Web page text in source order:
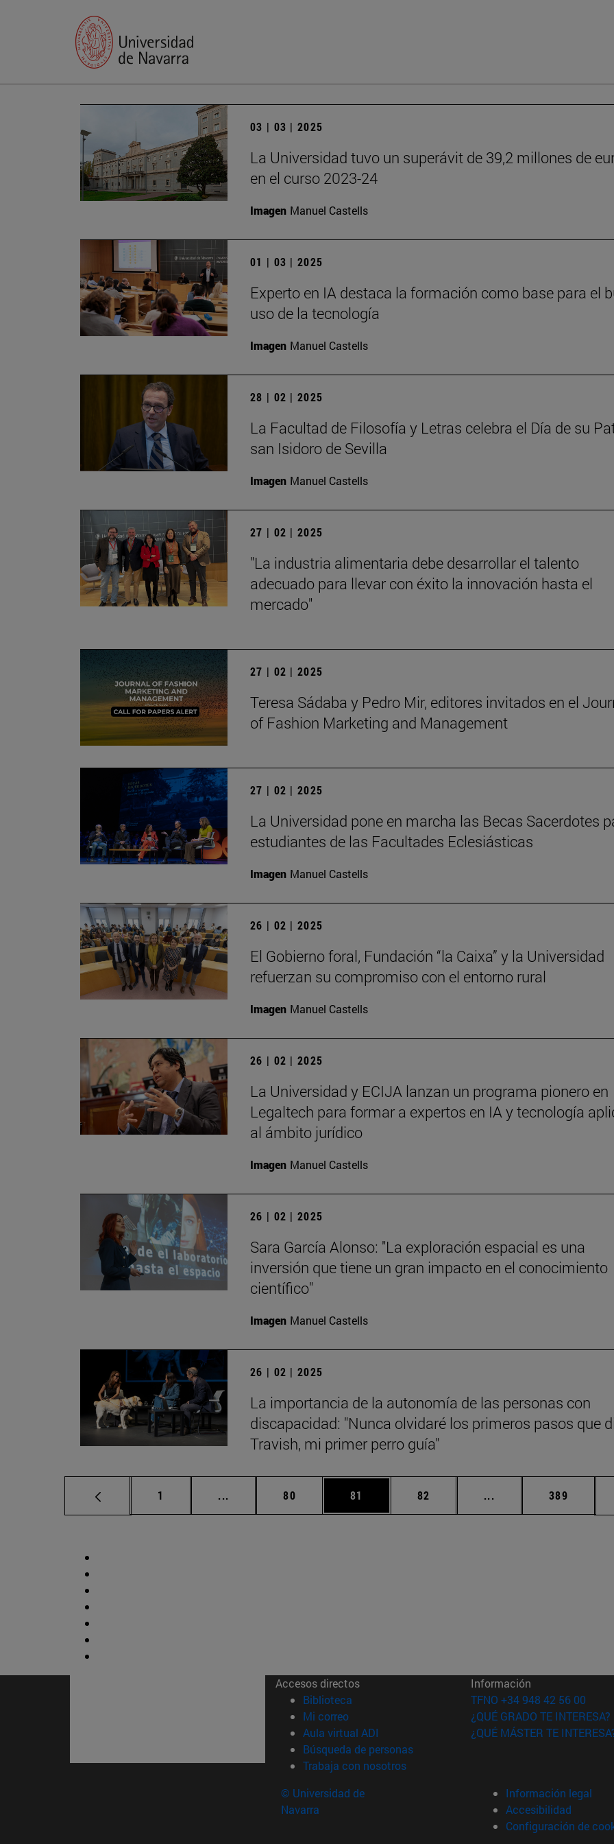
03 | 03 | 2025
La Universidad tuvo un superávit de 39,2 millones de
en el curso 2023-24
Imagen Manuel Castells
01 | 03 | 2025
Experto en IA destaca la formación como base para el
uso de la tecnología
Imagen Manuel Castells
28 | 02 | 2025
La Facultad de Filosofía y Letras celebra el Día de su
san Isidoro de Sevilla
Imagen Manuel Castells
27 | 02 | 2025
"La industria alimentaria debe desarrollar el talento
adecuado para llevar con éxito la innovación hasta el
mercado"
27 | 02 | 2025
Teresa Sádaba y Pedro Mir, editores invitados en el
of Fashion Marketing and Management
27 | 02 | 2025
La Universidad pone en marcha las Becas Sacerdotes
estudiantes de las Facultades Eclesiásticas
Imagen Manuel Castells
26 | 02 | 2025
El Gobierno foral, Fundación “la Caixa” y la Universidad
refuerzan su compromiso con el entorno rural
Imagen Manuel Castells
26 | 02 | 2025
La Universidad y ECIJA lanzan un programa pionero en
Legaltech para formar a expertos en IA y tecnología
al ámbito jurídico
Imagen Manuel Castells
26 | 02 | 2025
Sara García Alonso: "La exploración espacial es una
inversión que tiene un gran impacto en el conocimiento
científico"
Imagen Manuel Castells
26 | 02 | 2025
La importancia de la autonomía de las personas con
discapacidad: "Nunca olvidaré los primeros pasos que
Travish, mi primer perro guía"
Página
1 ... Páginas intermedias Use TAB para desplazarse.
Página
80 Página
81 Página
82 ... Páginas intermedias
Página
389
Accesos directos
Biblioteca (abre en nueva ventana)
Mi correo(abre en nueva ventana)
Aula virtual ADI (abre en nueva ventana)
Búsqueda de personas(abre en nueva ventana)
Trabaja con nosotros(abre en nueva ventana)
Información
TFNO +34 948 42 56 00
¿QUÉ GRADO TE INTERESA?
¿QUÉ MÁSTER TE
© Universidad de
Navarra
Información legal
Accesibilidad
Configuración de